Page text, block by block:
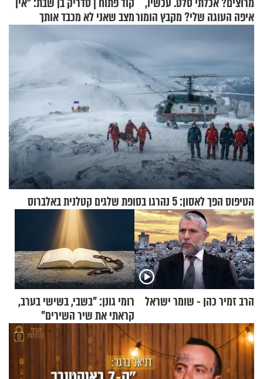
איפה העוגה שלי? מקבץ הומורמצב שאני לא מכבד אותך
הטיפוס הפך לאסון: 5 נהרגו בסופת שלגים קטלנית באלברוס
הרב זמיר כהן - שומר ישראל
רומי גונן: "בשבי, בשישי בערב,
קראתי את שיר השירים"